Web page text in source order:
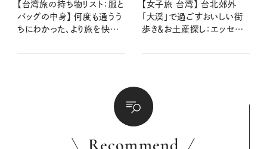
【台湾旅の持ち物リスト：服と
バッグの中身】 何度も通うう
ちにわかった、より旅を快適
ト柳沢小実さんの台湾旅行
【女子旅 台湾】 台北郊外
「大渓」で過ごすおいしい街
歩き＆お土産探し：エッセイ
行記 第３話
Recommend